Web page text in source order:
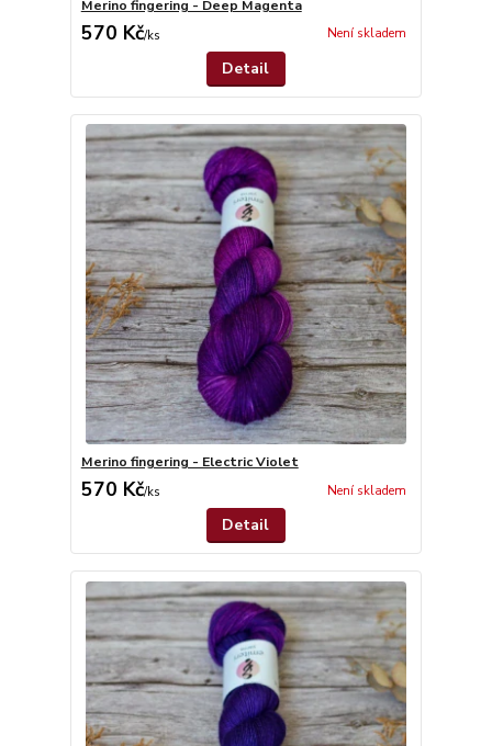
Merino fingering - Deep Magenta
570 Kč/ks Není skladem
Detail
Merino fingering - Electric Violet
570 Kč/ks Není skladem
Detail